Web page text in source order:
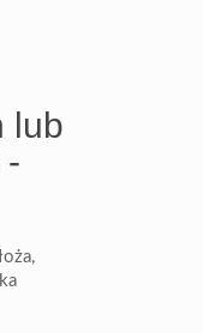
lub
-